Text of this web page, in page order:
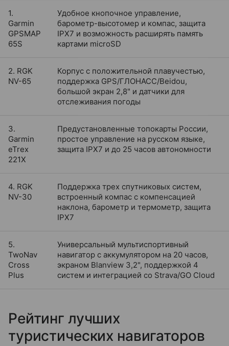
1.
Garmin
GPSMAP
65S
Удобное кнопочное управление,
барометр-высотомер и компас, защита
IPX7 и возможность расширять память
картами microSD
2. RGK
NV-65
Корпус с положительной плавучестью,
поддержка GPS/ГЛОНАСС/Beidou,
большой экран 2,8" и датчики для
отслеживания погоды
3.
Garmin
eTrex
221X
Предустановленные топокарты России,
простое управление на русском языке,
защита IPX7 и до 25 часов автономности
4. RGK
NV-30
Поддержка трех спутниковых систем,
встроенный компас с компенсацией
наклона, барометр и термометр, защита
IPX7
5.
TwoNav
Cross
Plus
Универсальный мультиспортивный
навигатор с аккумулятором на 20 часов,
экраном Blanview 3,2", поддержкой 4
систем и интеграцией со Strava/GO Cloud
Рейтинг лучших
туристических навигаторов